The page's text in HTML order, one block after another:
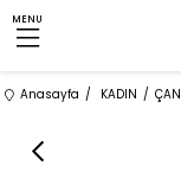
MENU
Anasayfa KADIN